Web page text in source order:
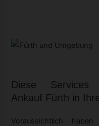
Diese Services
Ankauf Fürth in
Voraussichtlich